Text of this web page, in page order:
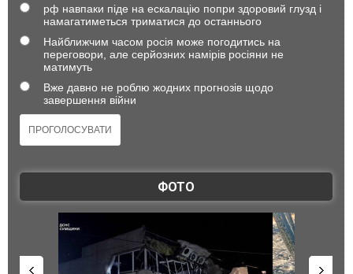
рф навпаки піде на ескалацію попри здоровий глузд і
намагатиметься триматися до останнього
Найближчим часом росія може погодитись на
переговори, але серйозних намірів росіяни не
матимуть
Вже давно не роблю жодних прогнозів щодо
завершення війни
ФОТО